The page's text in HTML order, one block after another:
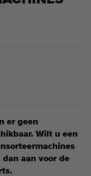
er geen
Wilt u een
aan voor de